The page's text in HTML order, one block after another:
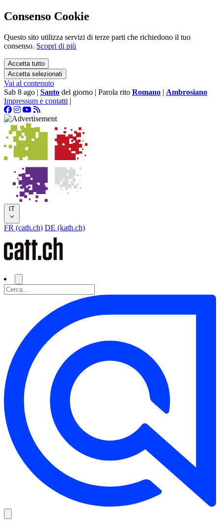
Consenso Cookie
Questo sito utilizza servizi di terze parti che richiedono il tuo
consenso. Scopri di più
Accetta tutto
Accetta selezionati
Vai al contenuto
Sab 8 ago | Santo del giorno | Parola rito Romano | Ambrosiano
Impressum e contatti |
IT
FR (cath.ch) DE (kath.ch)